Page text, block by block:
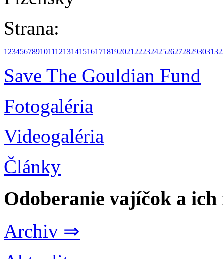
Strana:
1 23456789101112131415161718192021 2223242526272829303132
Save The Gouldian Fund
Fotogaléria
Videogaléria
Články
Odoberanie vajíčok a
Archiv ⇒